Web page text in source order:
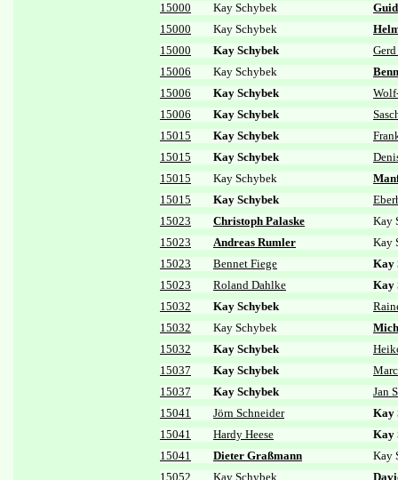
15000
Kay Schybek
15000
Kay Schybek
15000
Kay Schybek
15006
Kay Schybek
15006
Kay Schybek
15006
Kay Schybek
15015
Kay Schybek
15015
Kay Schybek
15015
Kay Schybek
15015
Kay Schybek
15023
Christoph Palaske
Kay
15023
Andreas Rumler
Kay
15023
Bennet Fiege
Kay
15023
Roland Dahlke
Kay
15032
Kay Schybek
15032
Kay Schybek
15032
Kay Schybek
15037
Kay Schybek
15037
Kay Schybek
Jan
15041
Jörn Schneider
Kay
15041
Hardy Heese
Kay
15041
Dieter Graßmann
Kay
15052
Kay Schybek